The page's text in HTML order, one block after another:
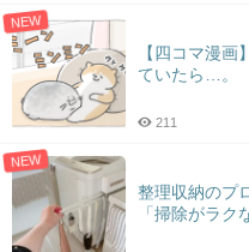
NEW
【四コマ漫
ていたら…。
211
NEW
整理収納のプ
「掃除がラク